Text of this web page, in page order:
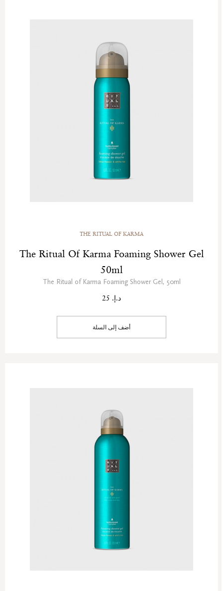
THE RITUAL OF KARMA
The Ritual Of Karma Foaming Shower Gel
50ml
The Ritual of Karma Foaming Shower Gel, 50ml
د.إ. 25
أضف إلى السلة